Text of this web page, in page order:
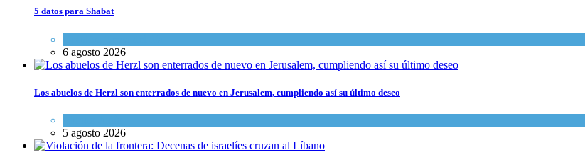
5 datos para Shabat
6 agosto 2026
Los abuelos de Herzl son enterrados de nuevo en Jerusalem, cumpliendo así su último deseo
5 agosto 2026